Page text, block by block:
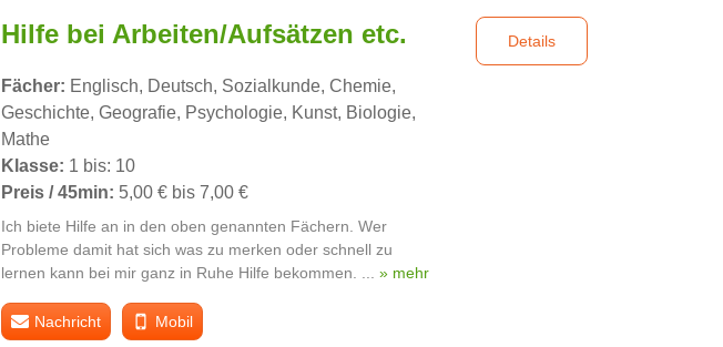
Hilfe bei Arbeiten/Aufsätzen etc.
Fächer: Englisch, Deutsch, Sozialkunde, Chemie,
Geschichte, Geografie, Psychologie, Kunst, Biologie,
Mathe
Klasse: 1 bis: 10
Preis / 45min: 5,00 € bis 7,00 €
Ich biete Hilfe an in den oben genannten Fächern. Wer
Probleme damit hat sich was zu merken oder schnell zu
lernen kann bei mir ganz in Ruhe Hilfe bekommen. ... » mehr
Details
Nachricht Mobil